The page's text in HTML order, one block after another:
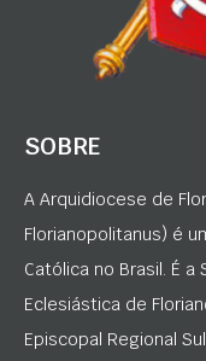
SOBRE
A Arquidiocese de
Florianopolitanus) é
Católica no Brasil. É
Eclesiástica de
Episcopal Regional